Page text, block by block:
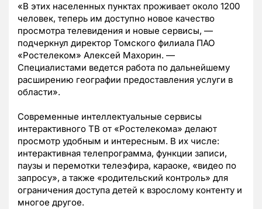
«В этих населенных пунктах проживает около 1200
человек, теперь им доступно новое качество
просмотра телевидения и новые сервисы, —
подчеркнул директор Томского филиала ПАО
«Ростелеком» Алексей Махорин. —
Специалистами ведется работа по дальнейшему
расширению географии предоставления услуги в
области».
Современные интеллектуальные сервисы
интерактивного ТВ от «Ростелекома» делают
просмотр удобным и интересным. В их числе:
интерактивная телепрограмма, функции записи,
паузы и перемотки телеэфира, караоке, «видео по
запросу», а также «родительский контроль» для
ограничения доступа детей к взрослому контенту и
многое другое.